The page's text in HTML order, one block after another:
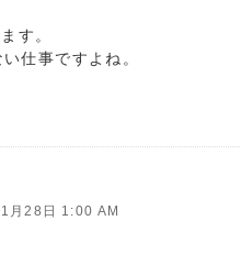
す。
仕事ですよね。
月28日 1:00 AM